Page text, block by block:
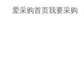
爱采购首页我要采购